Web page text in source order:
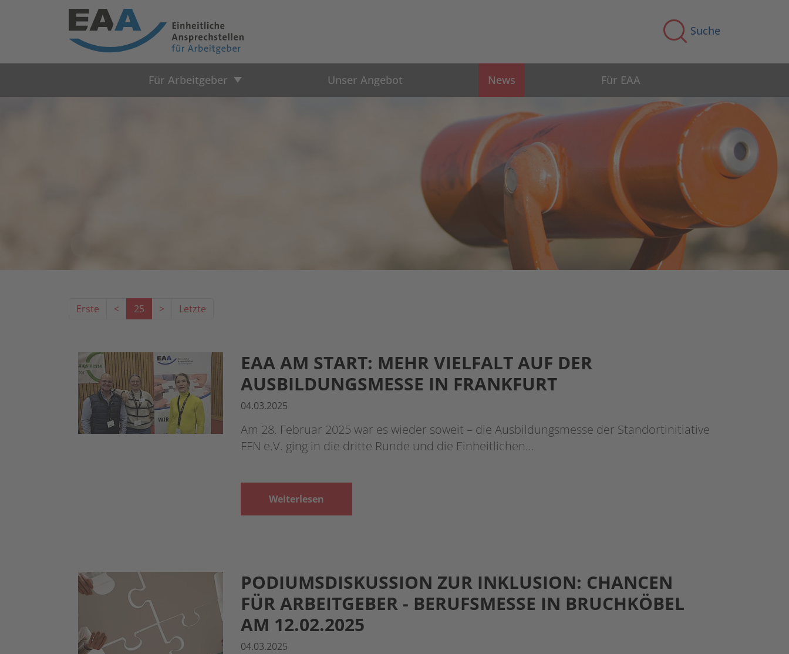
Suche
Für Arbeitgeber Unser Angebot News Für EAA
Erste < 25 > Letzte
EAA AM START: MEHR VIELFALT AUF DER
AUSBILDUNGSMESSE IN FRANKFURT
04.03.2025
Am 28. Februar 2025 war es wieder soweit – die Ausbildungsmesse der Standortinitiative
FFN e.V. ging in die dritte Runde und die Einheitlichen…
Weiterlesen
PODIUMSDISKUSSION ZUR INKLUSION: CHANCEN
FÜR ARBEITGEBER - BERUFSMESSE IN BRUCHKÖBEL
AM 12.02.2025
04.03.2025